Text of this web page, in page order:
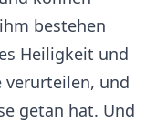
bestehen
Heiligkeit und
verurteilen, und
getan hat. Und